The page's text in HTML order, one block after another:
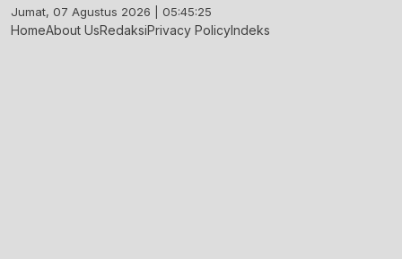
Skip
to
Jumat, 07 Agustus 2026 | 05:45:26
HomeAbout UsRedaksiPrivacy PolicyIndeks